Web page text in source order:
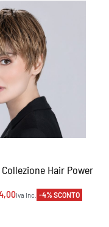
Hair Power
Iva Inc. -4% SCONTO